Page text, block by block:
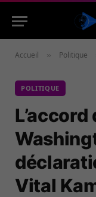
Accueil » Politique
POLITIQUE
L’accord
Vital